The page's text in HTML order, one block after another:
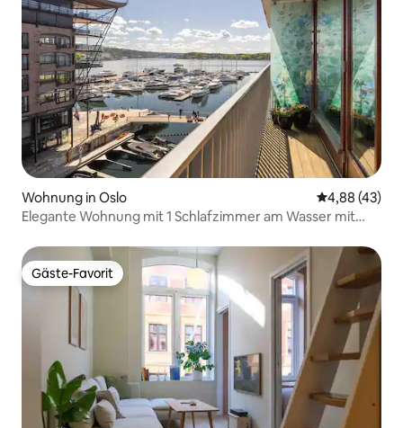
Wohnung in Oslo
4,88 (43)
Elegante Wohnung mit 1 Schlafzimmer am Wasser mit
Gäste-Favorit
Gäste-Favorit